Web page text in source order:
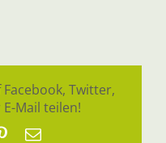
Facebook, Twitter,
Mail teilen!
Pinterest
E-